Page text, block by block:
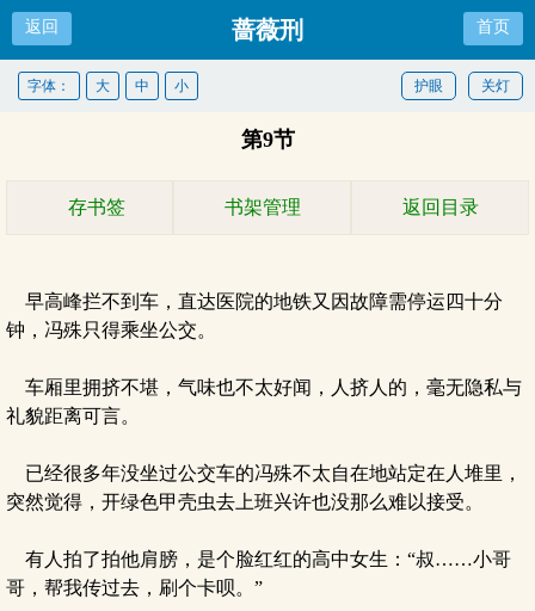
返回 蔷薇刑 首页
关灯
护眼
字体： 大 中 小
第9节
存书签 书架管理 返回目录
早高峰拦不到车，直达医院的地铁又因故障需停运四十分
钟，冯殊只得乘坐公交。
车厢里拥挤不堪，气味也不太好闻，人挤人的，毫无隐私与
礼貌距离可言。
已经很多年没坐过公交车的冯殊不太自在地站定在人堆里，
突然觉得，开绿色甲壳虫去上班兴许也没那么难以接受。
有人拍了拍他肩膀，是个脸红红的高中女生：“叔……小哥
哥，帮我传过去，刷个卡呗。”